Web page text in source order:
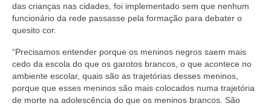
das crianças nas cidades, foi implementado sem que nenhum
funcionário da rede passasse pela formação para debater o
quesito cor.
“Precisamos entender porque os meninos negros saem mais
cedo da escola do que os garotos brancos, o que acontece no
ambiente escolar, quais são as trajetórias desses meninos,
porque que esses meninos são mais colocados numa trajetória
de morte na adolescência do que os meninos brancos. São